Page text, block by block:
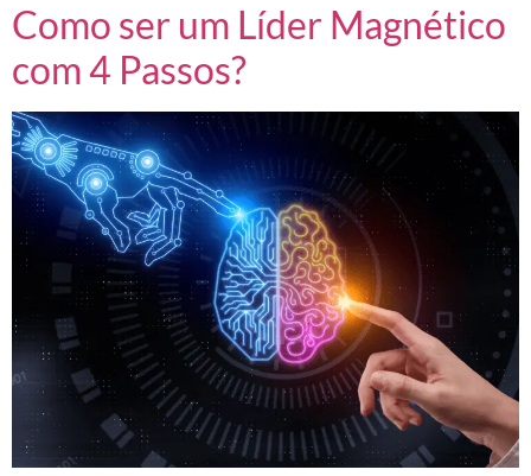
Como ser um Líder Magnético
com 4 Passos?